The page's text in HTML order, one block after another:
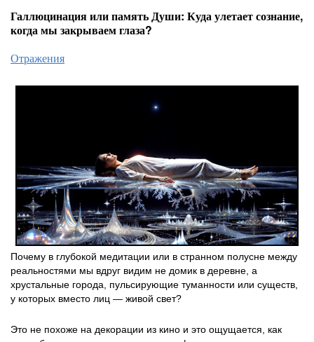
Галлюцинация или память Души: Куда улетает сознание,
когда мы закрываем глаза?
Отражения
Почему в глубокой медитации или в странном полусне между
реальностями мы вдруг видим не домик в деревне, а
хрустальные города, пульсирующие туманности или существ,
у которых вместо лиц — живой свет?
Это не похоже на декорации из кино и это ощущается, как